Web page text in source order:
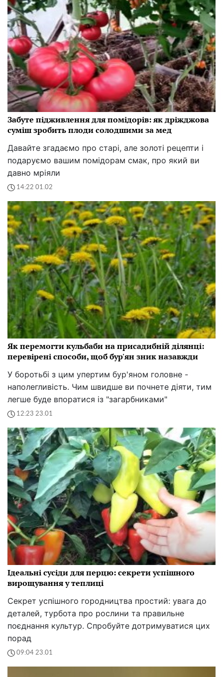
Забуте підживлення для помідорів: як дріжджова
суміш зробить плоди солодшими за мед
Давайте згадаємо про старі, але золоті рецепти і
подаруємо вашим помідорам смак, про який ви
давно мріяли
14:22 01.02
Як перемогти кульбаби на присадибній ділянці:
перевірені способи, щоб бур'ян зник назавжди
У боротьбі з цим упертим бур'яном головне -
наполегливість. Чим швидше ви почнете діяти, тим
легше буде впоратися із "загарбниками"
12:23 23.01
Ідеальні сусіди для перцю: секрети успішного
вирощування у теплиці
Секрет успішного городництва простий: увага до
деталей, турбота про рослини та правильне
поєднання культур. Спробуйте дотримуватися цих
порад
09:04 23.01